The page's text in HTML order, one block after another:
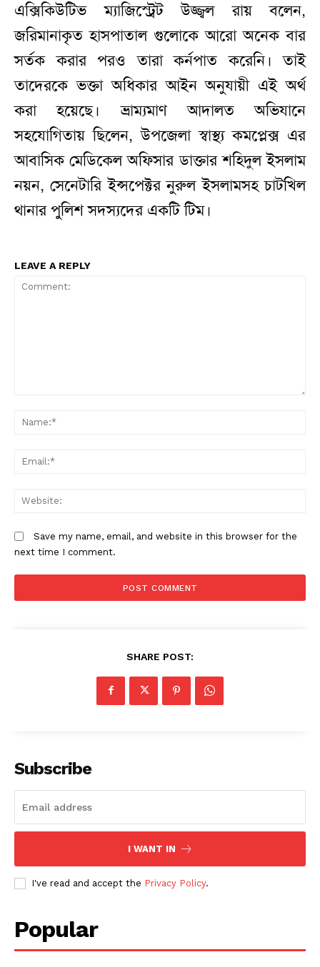
এক্সিকিউটিভ ম্যাজিস্ট্রেট উজ্জ্বল রায় বলেন,
জরিমানাকৃত হাসপাতাল গুলোকে আরো অনেক বার
সর্তক করার পরও তারা কর্নপাত করেনি। তাই
তাদেরকে ভক্তা অধিকার আইন অনুযায়ী এই অর্থ
করা হয়েছে। ভ্রাম্যমাণ আদালত অভিযানে
সহযোগিতায় ছিলেন, উপজেলা স্বাস্থ্য কমপ্লেক্স এর
আবাসিক মেডিকেল অফিসার ডাক্তার শহিদুল ইসলাম
নয়ন, সেনেটারি ইন্সপেক্টর নুরুল ইসলামসহ চাটখিল
থানার পুলিশ সদস্যদের একটি টিম।
LEAVE A REPLY
Save my name, email, and website in this browser for the
next time I comment.
SHARE POST:
Subscribe
I WANT IN
I've read and accept the Privacy Policy.
Popular